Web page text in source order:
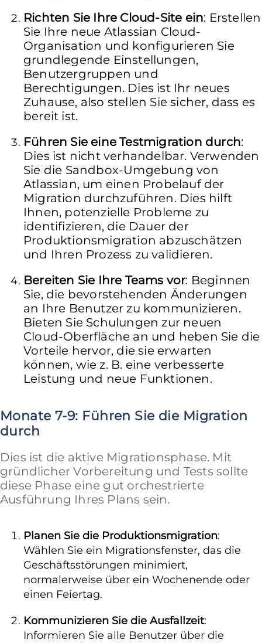
Richten Sie Ihre Cloud-Site ein: Erstellen
Sie Ihre neue Atlassian Cloud-
Organisation und konfigurieren Sie
grundlegende Einstellungen,
Benutzergruppen und
Berechtigungen. Dies ist Ihr neues
Zuhause, also stellen Sie sicher, dass es
bereit ist.
Führen Sie eine Testmigration durch:
Dies ist nicht verhandelbar. Verwenden
Sie die Sandbox-Umgebung von
Atlassian, um einen Probelauf der
Migration durchzuführen. Dies hilft
Ihnen, potenzielle Probleme zu
identifizieren, die Dauer der
Produktionsmigration abzuschätzen
und Ihren Prozess zu validieren.
Bereiten Sie Ihre Teams vor: Beginnen
Sie, die bevorstehenden Änderungen
an Ihre Benutzer zu kommunizieren.
Bieten Sie Schulungen zur neuen
Cloud-Oberfläche an und heben Sie die
Vorteile hervor, die sie erwarten
können, wie z. B. eine verbesserte
Leistung und neue Funktionen.
Monate 7-9: Führen Sie die Migration
durch
Dies ist die aktive Migrationsphase. Mit
gründlicher Vorbereitung und Tests sollte
diese Phase eine gut orchestrierte
Ausführung Ihres Plans sein.
Planen Sie die Produktionsmigration:
Wählen Sie ein Migrationsfenster, das die
Geschäftsstörungen minimiert,
normalerweise über ein Wochenende oder
einen Feiertag.
Kommunizieren Sie die Ausfallzeit:
Informieren Sie alle Benutzer über die